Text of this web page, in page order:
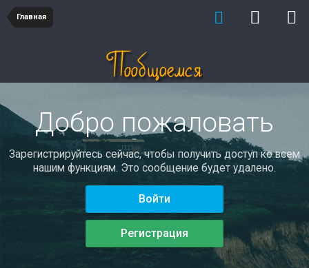
Главная
Добро пожаловать
Зарегистрируйтесь сейчас, чтобы получить доступ ко всем
нашим функциям. Это сообщение будет удалено.
Войти
Регистрация